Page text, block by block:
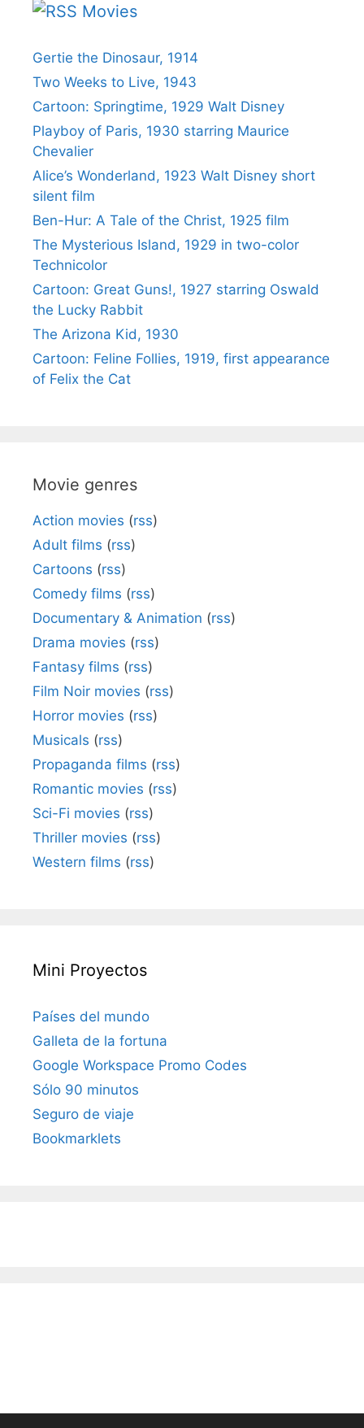
Movies
Gertie the Dinosaur, 1914
Two Weeks to Live, 1943
Cartoon: Springtime, 1929 Walt Disney
Playboy of Paris, 1930 starring Maurice
Chevalier
Alice’s Wonderland, 1923 Walt Disney short
silent film
Ben-Hur: A Tale of the Christ, 1925 film
The Mysterious Island, 1929 in two-color
Technicolor
Cartoon: Great Guns!, 1927 starring Oswald
the Lucky Rabbit
The Arizona Kid, 1930
Cartoon: Feline Follies, 1919, first appearance
of Felix the Cat
Movie genres
Action movies (rss)
Adult films (rss)
Cartoons (rss)
Comedy films (rss)
Documentary & Animation (rss)
Drama movies (rss)
Fantasy films (rss)
Film Noir movies (rss)
Horror movies (rss)
Musicals (rss)
Propaganda films (rss)
Romantic movies (rss)
Sci-Fi movies (rss)
Thriller movies (rss)
Western films (rss)
Mini Proyectos
Países del mundo
Galleta de la fortuna
Google Workspace Promo Codes
Sólo 90 minutos
Seguro de viaje
Bookmarklets